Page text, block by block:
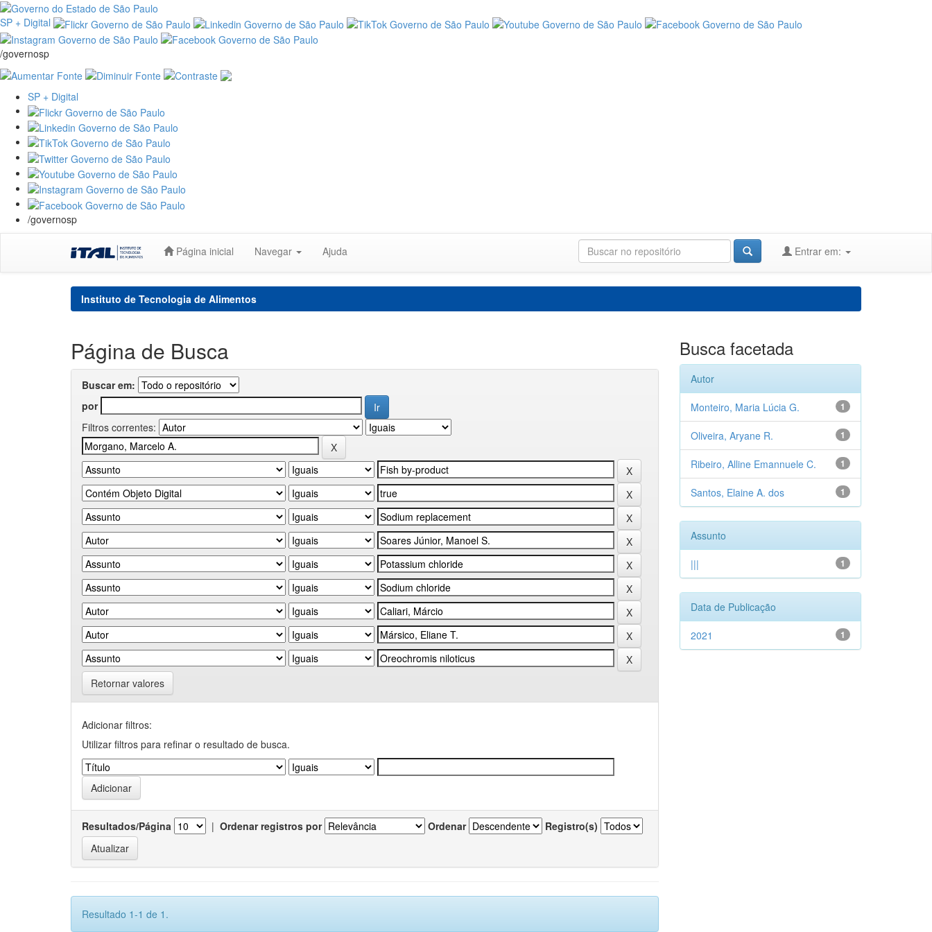
SP + Digital
/governosp
SP + Digital
/governosp
Página inicial Navegar Ajuda Entrar em:
Instituto de Tecnologia de Alimentos
Página de Busca
Buscar em:
por
Filtros correntes:
Retornar valores
Adicionar filtros:
Utilizar filtros para refinar o resultado de busca.
Resultados/Página | Ordenar registros por Ordenar Registro(s)
Resultado 1-1 de 1.
Busca facetada
Autor
1
Monteiro, Maria Lúcia G.
1
Oliveira, Aryane R.
1
Ribeiro, Alline Emannuele C.
1
Santos, Elaine A. dos
Assunto
1
|||
Data de Publicação
1
2021